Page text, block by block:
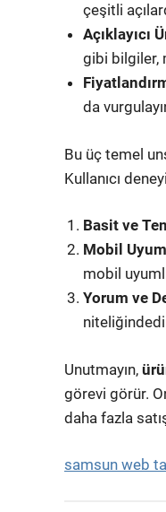
çeşitli
Açıklayıcı
gibi bilgiler,
da
Bu üç temel
Kullanıcı
Basit ve
Mobil
mobil
Yorum ve
Unutmayın,
görevi görür.
daha fazla
samsun web